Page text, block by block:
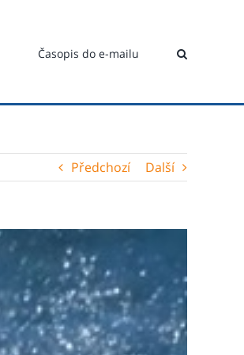
Časopis do e-mailu
Předchozí Další